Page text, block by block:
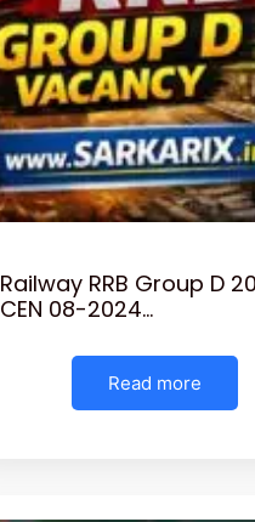
Railway RRB Group D
CEN 08-2024…
Read more